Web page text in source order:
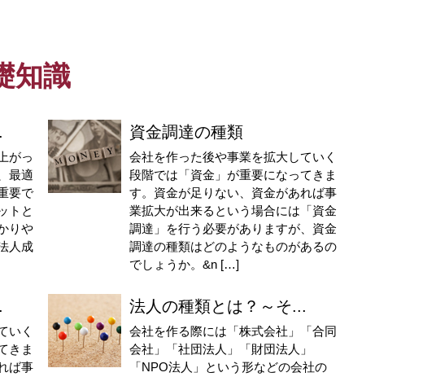
知識
がっ
最適
要で
トと
りや
人成
資金調達の種類
会社を作った後や事業を拡大していく
段階では「資金」が重要になってきま
す。資金が足りない、資金があれば事
業拡大が出来るという場合には「資金
調達」を行う必要がありますが、資金
調達の種類はどのようなものがあるの
でしょうか。&n […]
いく
きま
ば事
法人の種類とは？～そ...
会社を作る際には「株式会社」「合同
会社」「社団法人」「財団法人」
「NPO法人」という形などの会社の